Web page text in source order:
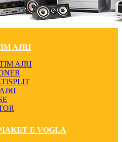
AJRI
AJRI
E VOGLA